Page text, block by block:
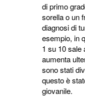
di primo
sorella o un
diagnosi di
esempio, in
1 su 10 sale
aumenta
sono stati
questo è
giovanile.